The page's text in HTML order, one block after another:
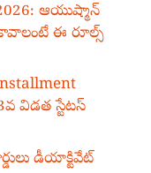
ఆయుష్మాన్
ఈ రూల్స్
విడత స్టేటస్
డీయాక్టివేట్